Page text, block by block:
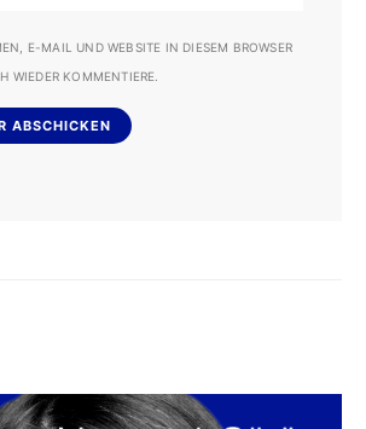
E-MAIL UND WEBSITE IN DIESEM BROWSER
WIEDER KOMMENTIERE.